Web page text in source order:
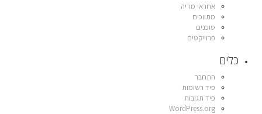
אחראי מדיה
מתווכים
סוכנים
פרוייקטים
כלים
התחבר
פיד רשומות
פיד תגובות
WordPress.org